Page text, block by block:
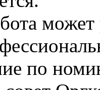
может
по